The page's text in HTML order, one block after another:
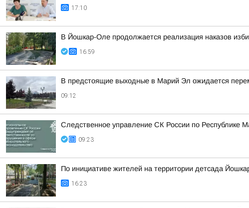
17:10
В Йошкар-Оле продолжается реализация наказов
16:59
В предстоящие выходные в Марий Эл ожидается
09:12
Следственное управление СК России по Республике
09:23
По инициативе жителей на территории детсада
16:23